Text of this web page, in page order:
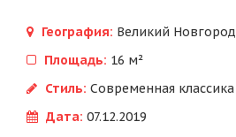
География: Великий Новгород
Площадь: 16 м²
Стиль: Современная классика
Дата: 07.12.2019